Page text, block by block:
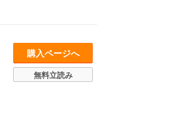
購入ページへ
無料立読み